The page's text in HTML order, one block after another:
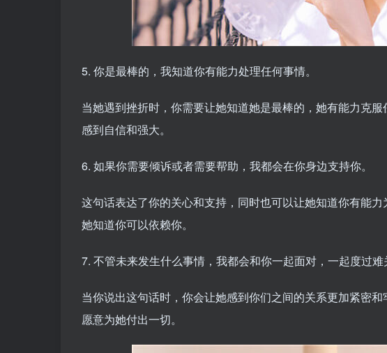
5. 你是最棒的，我知道你有能力处理任何事情。
当她遇到挫折时，你需要让她知道她是最棒的，她有能力克
感到自信和强大。
6. 如果你需要倾诉或者需要帮助，我都会在你身边支持你。
这句话表达了你的关心和支持，同时也可以让她知道你有能
她知道你可以依赖你。
7. 不管未来发生什么事情，我都会和你一起面对，一起度过难
当你说出这句话时，你会让她感到你们之间的关系更加紧密
愿意为她付出一切。